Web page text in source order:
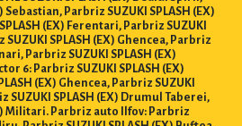
Sebastian, Parbriz SUZUKI SPLASH (EX)
(EX) Ferentari, Parbriz SUZUKI
SUZUKI SPLASH (EX) Ghencea, Parbriz
Parbriz SUZUKI SPLASH (EX)
6: Parbriz SUZUKI SPLASH (EX)
(EX) Ghencea, Parbriz SUZUKI
SUZUKI SPLASH (EX) Drumul Taberei,
Militari. Parbriz auto Ilfov: Parbriz